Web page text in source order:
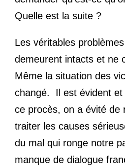
Quelle est la suite ?
Les véritables
demeurent intacts et ne
Même la situation des
changé. Il est évident et
ce procès, on a évité de
traiter les causes
du mal qui ronge notre
manque de dialogue